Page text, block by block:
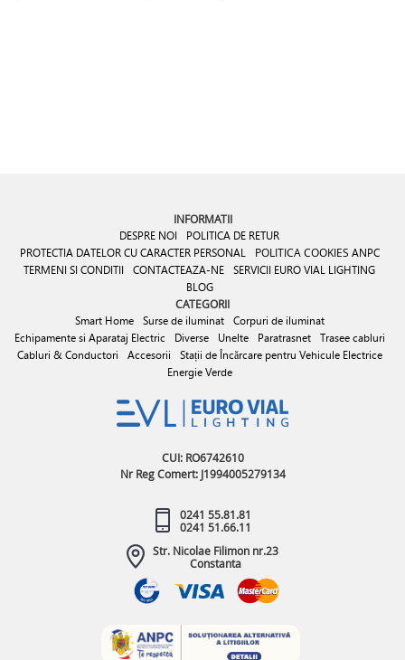
INFORMATII
DESPRE NOI
POLITICA DE RETUR
PROTECTIA DATELOR CU CARACTER PERSONAL
POLITICA COOKIES ANPC
TERMENI SI CONDITII
CONTACTEAZA-NE SERVICII EURO VIAL LIGHTING
BLOG
CATEGORII
Smart Home Surse de iluminat
Corpuri de iluminat
Echipamente si Aparataj Electric
Diverse Unelte Paratrasnet
Trasee cabluri
Cabluri & Conductori
Accesorii
Stații de Încărcare pentru Vehicule Electrice
Energie Verde
CUI: RO6742610
Nr Reg Comert: J1994005279134
0241 55.81.81
0241 51.66.11
Str. Nicolae Filimon nr.23
Constanta